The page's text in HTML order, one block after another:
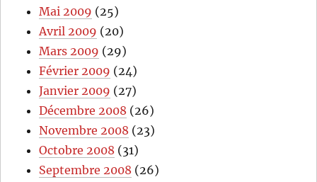
Mai 2009 (25)
Avril 2009 (20)
Mars 2009 (29)
Février 2009 (24)
Janvier 2009 (27)
Décembre 2008 (26)
Novembre 2008 (23)
Octobre 2008 (31)
Septembre 2008 (26)